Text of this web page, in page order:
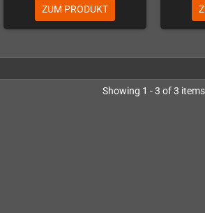
ZUM PRODUKT
Showing 1 - 3 of 3 items